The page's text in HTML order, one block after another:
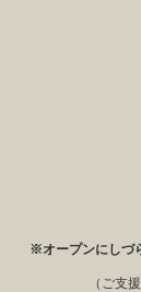
※オープンにしづ
（ご支